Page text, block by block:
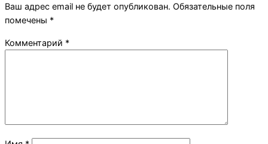
Ваш адрес email не будет опубликован. Обязательные поля
помечены *
Комментарий *